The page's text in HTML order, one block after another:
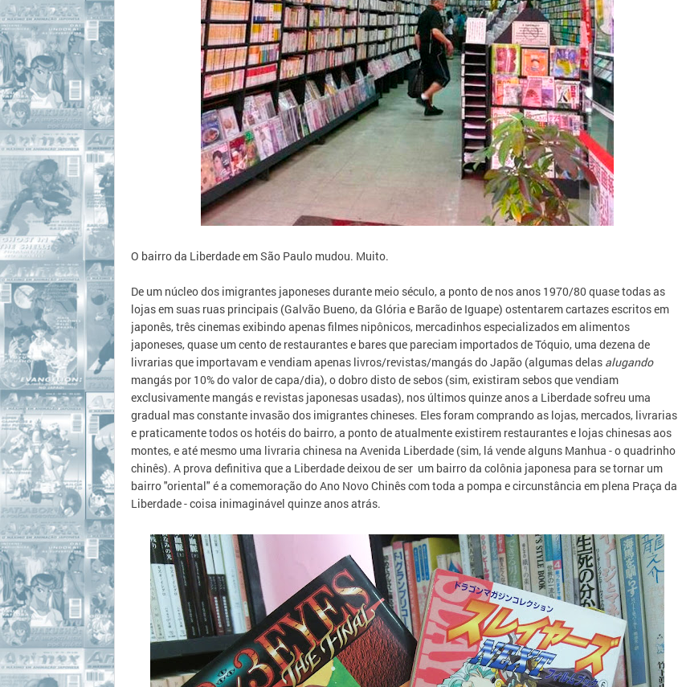
O bairro da Liberdade em São Paulo mudou. Muito.
De um núcleo dos imigrantes japoneses durante meio século, a ponto de nos anos 1970/80 quase todas as
lojas em suas ruas principais (Galvão Bueno, da Glória e Barão de Iguape) ostentarem cartazes escritos em
japonês, três cinemas exibindo apenas filmes nipônicos, mercadinhos especializados em alimentos
japoneses, quase um cento de restaurantes e bares que pareciam importados de Tóquio, uma dezena de
livrarias que importavam e vendiam apenas livros/revistas/mangás do Japão (algumas delas alugando
mangás por 10% do valor de capa/dia), o dobro disto de sebos (sim, existiram sebos que vendiam
exclusivamente mangás e revistas japonesas usadas), nos últimos quinze anos a Liberdade sofreu uma
gradual mas constante invasão dos imigrantes chineses. Eles foram comprando as lojas, mercados, livrarias
e praticamente todos os hotéis do bairro, a ponto de atualmente existirem restaurantes e lojas chinesas aos
montes, e até mesmo uma livraria chinesa na Avenida Liberdade (sim, lá vende alguns Manhua - o quadrinho
chinês). A prova definitiva que a Liberdade deixou de ser um bairro da colônia japonesa para se tornar um
bairro "oriental" é a comemoração do Ano Novo Chinês com toda a pompa e circunstância em plena Praça da
Liberdade - coisa inimaginável quinze anos atrás.